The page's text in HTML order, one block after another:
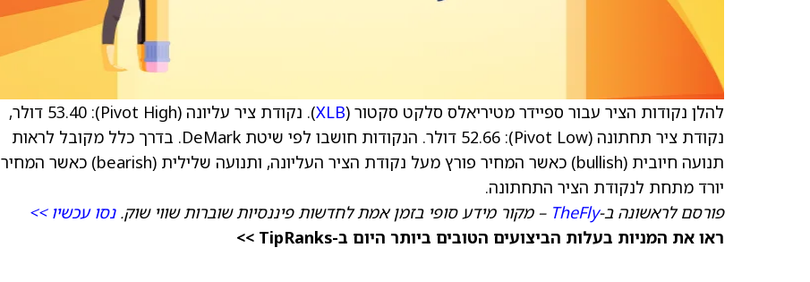
להלן נקודות הציר עבור ספיידר מטיריאלס סלקט סקטור (XLB
). נקודת ציר עליונה (Pivot High): 53.40 דולר,
נקודת ציר תחתונה (Pivot Low): 52.66 דולר. הנקודות חושבו לפי שיטת DeMark. בדרך כלל מקובל לראות
תנועה חיובית (bullish) כאשר המחיר פורץ מעל נקודת הציר העליונה, ותנועה שלילית (bearish) כאשר המחיר
יורד מתחת לנקודת הציר התחתונה.
פורסם לראשונה ב-TheFly – מקור מידע סופי בזמן אמת לחדשות פיננסיות שוברות שווי שוק.נסו עכשיו >>
ראו את המניות בעלות הביצועים הטובים ביותר היום ב-TipRanks >>